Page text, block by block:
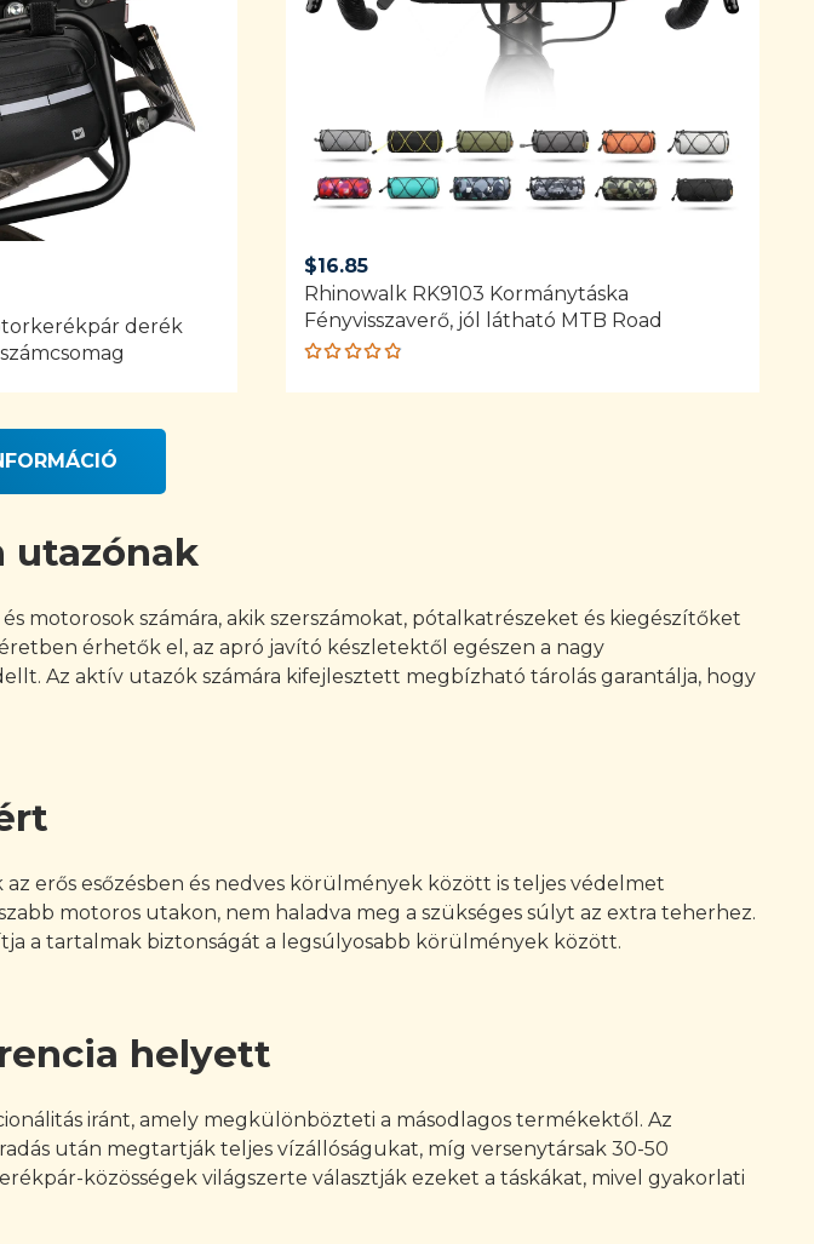
derék
$16.85
Rhinowalk RK9103 ​​Kormánytáska
Fényvisszaverő, jól látható MTB Road
utazónak
motorosok számára, akik szerszámokat, pótalkatrészeket és kiegészítőket
érhetők el, az apró javító készletektől egészen a nagy
Az aktív utazók számára kifejlesztett megbízható tárolás garantálja, hogy
erős esőzésben és nedves körülmények között is teljes védelmet
motoros utakon, nem haladva meg a szükséges súlyt az extra teherhez.
a tartalmak biztonságát a legsúlyosabb körülmények között.
helyett
iránt, amely megkülönbözteti a másodlagos termékektől. Az
után megtartják teljes vízállóságukat, míg versenytársak 30-50
közösségek világszerte választják ezeket a táskákat, mivel gyakorlati